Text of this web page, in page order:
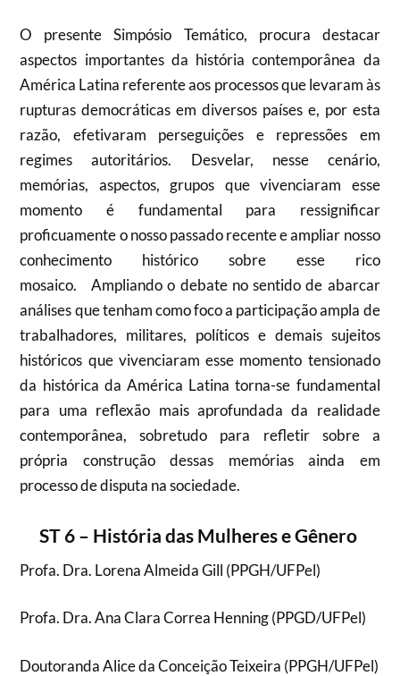
O presente Simpósio Temático, procura destacar
aspectos importantes da história contemporânea da
América Latina referente aos processos que levaram às
rupturas democráticas em diversos países e, por esta
razão, efetivaram perseguições e repressões em
regimes autoritários. Desvelar, nesse cenário,
memórias, aspectos, grupos que vivenciaram esse
momento é fundamental para ressignificar
proficuamente o nosso passado recente e ampliar nosso
conhecimento histórico sobre esse rico
mosaico. Ampliando o debate no sentido de abarcar
análises que tenham como foco a participação ampla de
trabalhadores, militares, políticos e demais sujeitos
históricos que vivenciaram esse momento tensionado
da histórica da América Latina torna-se fundamental
para uma reflexão mais aprofundada da realidade
contemporânea, sobretudo para refletir sobre a
própria construção dessas memórias ainda em
processo de disputa na sociedade.
ST 6 – História das Mulheres e Gênero
Profa. Dra. Lorena Almeida Gill (PPGH/UFPel)
Profa. Dra. Ana Clara Correa Henning (PPGD/UFPel)
Doutoranda Alice da Conceição Teixeira (PPGH/UFPel)